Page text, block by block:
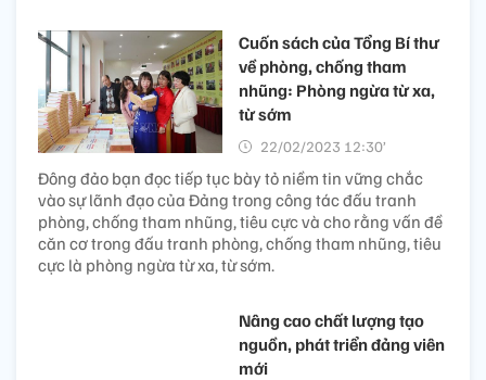
Cuốn sách của Tổng Bí thư
về phòng, chống tham
nhũng: Phòng ngừa từ xa,
từ sớm
22/02/2023 12:30’
Đông đảo bạn đọc tiếp tục bày tỏ niềm tin vững chắc
vào sự lãnh đạo của Đảng trong công tác đấu tranh
phòng, chống tham nhũng, tiêu cực và cho rằng vấn đề
căn cơ trong đấu tranh phòng, chống tham nhũng, tiêu
cực là phòng ngừa từ xa, từ sớm.
Nâng cao chất lượng tạo
nguồn, phát triển đảng viên
mới